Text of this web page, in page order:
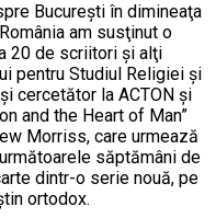
Bucureşti în dimineaţa
am susţinut o
20 de scriitori şi alţi
pentru Studiul Religiei şi
cercetător la ACTON şi
and the Heart of Man”
Morriss, care urmează
săptămâni de
dintr-o serie nouă, pe
ortodox.